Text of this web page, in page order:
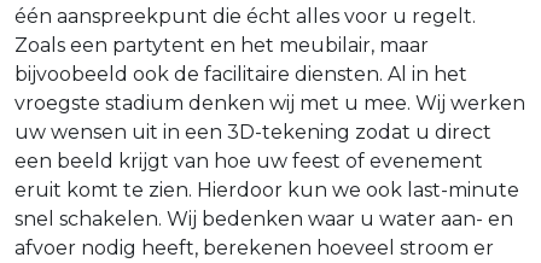
één aanspreekpunt die écht alles voor u regelt.
Zoals een partytent en het meubilair, maar
bijvoobeeld ook de facilitaire diensten. Al in het
vroegste stadium denken wij met u mee. Wij werken
uw wensen uit in een 3D-tekening zodat u direct
een beeld krijgt van hoe uw feest of evenement
eruit komt te zien. Hierdoor kun we ook last-minute
snel schakelen. Wij bedenken waar u water aan- en
afvoer nodig heeft, berekenen hoeveel stroom er